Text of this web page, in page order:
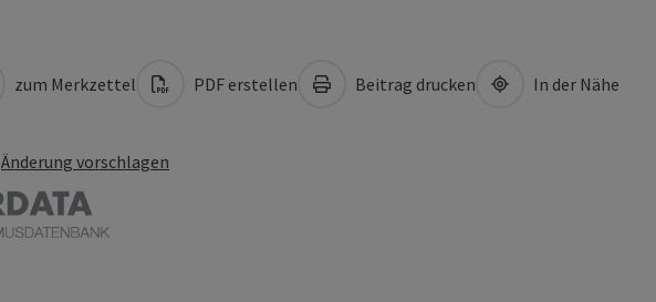
zum Merkzettel PDF erstellen Beitrag drucken In der Nähe
Änderung vorschlagen